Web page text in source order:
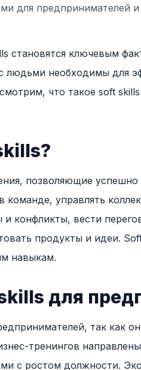
для предпринимателей
становятся ключевым
людьми необходимы для
что такое soft
позволяющие
команде, управлять
конфликты, вести
продукты и идеи.
навыкам.
для
так как
тренингов
с ростом должности.